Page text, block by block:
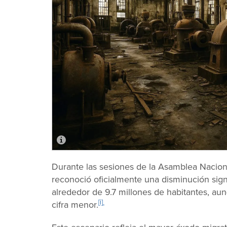
Durante las sesiones de la Asamblea
reconoció oficialmente una disminución
alrededor de 9.7 millones de habitantes,
cifra menor.[i]